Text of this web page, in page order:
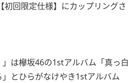
初回限定仕様】にカップリングさ
」は欅坂46の1stアルバム「真っ白
とひらがなけやき1stアルバム